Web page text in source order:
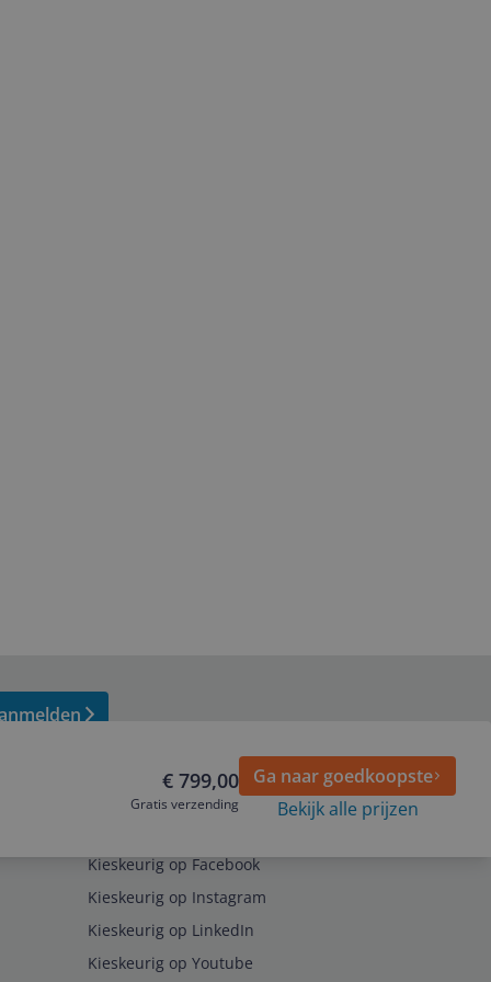
€ 799,00
Gratis verzending
Ga naar goedkoopste
Bekijk alle prijzen
Kieskeurig op Facebook
Kieskeurig op Instagram
Kieskeurig op LinkedIn
Kieskeurig op Youtube